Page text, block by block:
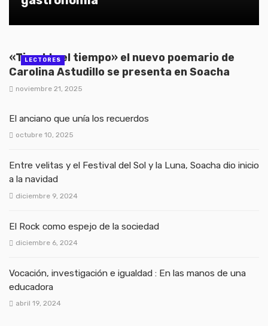
«Tiembla el tiempo» el nuevo poemario de
Carolina Astudillo se presenta en Soacha
noviembre 21, 2025
LECTORES
El anciano que unía los recuerdos
octubre 10, 2025
Entre velitas y el Festival del Sol y la Luna, Soacha dio inicio
a la navidad
diciembre 9, 2024
El Rock como espejo de la sociedad
diciembre 6, 2024
Vocación, investigación e igualdad : En las manos de una
educadora
abril 19, 2024